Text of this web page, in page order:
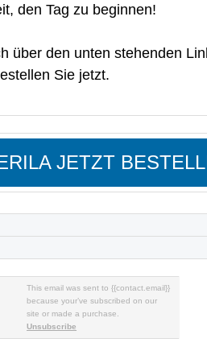
den Tag zu beginnen!
über den unten stehenden
Sie jetzt.
JETZT
This email was sent to {{contact.email}}
because your’ve subscribed on our
site or made a purchase.
Unsubscribe